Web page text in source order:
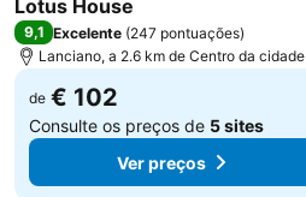
Lotus House
9,1 Excelente (247 pontuações)
Lanciano, a 2.6 km de Centro da cidade
de € 102
Consulte os preços de 5 sites
Ver preços